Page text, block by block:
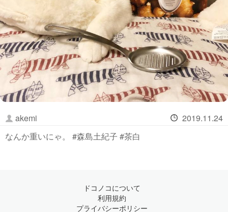
akemi
2019.11.24
なんか重いにゃ。 #森島土紀子 #茶白
ドコノコについて
利用規約
プライバシーポリシー